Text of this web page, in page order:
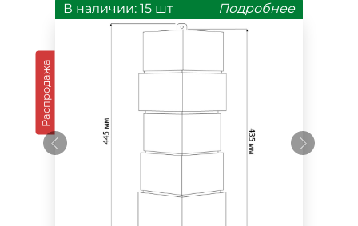
Распродажа
В наличии: 15 шт Подробнее